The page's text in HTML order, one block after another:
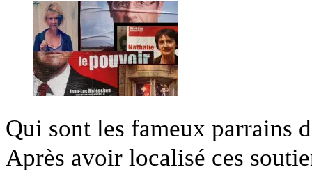
Qui sont les fameux parrains
Après avoir localisé ces